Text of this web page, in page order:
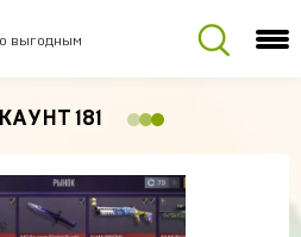
выгодным
181